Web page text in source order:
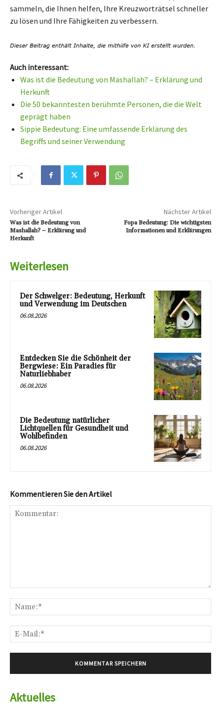
sammeln, die Ihnen helfen, Ihre Kreuzworträtsel schneller
zu lösen und Ihre Fähigkeiten zu verbessern.
Auch interessant:
Was ist die Bedeutung von Mashallah? – Erklärung und
Herkunft
Die 50 bekanntesten berühmte Personen, die die Welt
geprägt haben
Sippie Bedeutung: Eine umfassende Erklärung des
Begriffs und seiner Verwendung
Vorheriger Artikel
Was ist die Bedeutung von
Mashallah? – Erklärung und
Herkunft
Nächster Artikel
Fopa Bedeutung: Die wichtigsten
Informationen und Erklärungen
Weiterlesen
Der Schwelger: Bedeutung, Herkunft
und Verwendung im Deutschen
06.08.2026
Entdecken Sie die Schönheit der
Bergwiese: Ein Paradies für
Naturliebhaber
06.08.2026
Die Bedeutung natürlicher
Lichtquellen für Gesundheit und
Wohlbefinden
06.08.2026
Kommentieren Sie den Artikel
Aktuelles